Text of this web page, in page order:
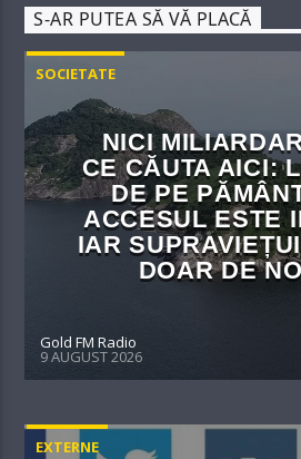
S-AR PUTEA SĂ VĂ PLACĂ
SOCIETATE
NICI
CE CĂUTA AICI:
DE PE
ACCESUL ESTE
IAR
DOAR DE
Gold FM Radio
9 AUGUST 2026
EXTERNE